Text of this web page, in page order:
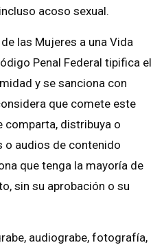
acoso sexual.
las Mujeres a una Vida
Penal Federal tipifica el
y se sanciona con
que comete este
comparta, distribuya o
o audios de contenido
que tenga la mayoría de
sin su aprobación o su
audiograbe, fotografía,